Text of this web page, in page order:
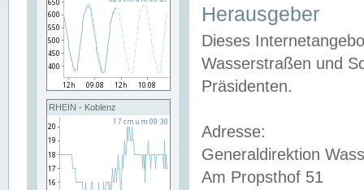
RHEIN - Koblenz
Herausgeber
Dieses
Wasserstraßen und
Präsidenten.
Adresse:
Generaldirektion
Am Propsthof 51